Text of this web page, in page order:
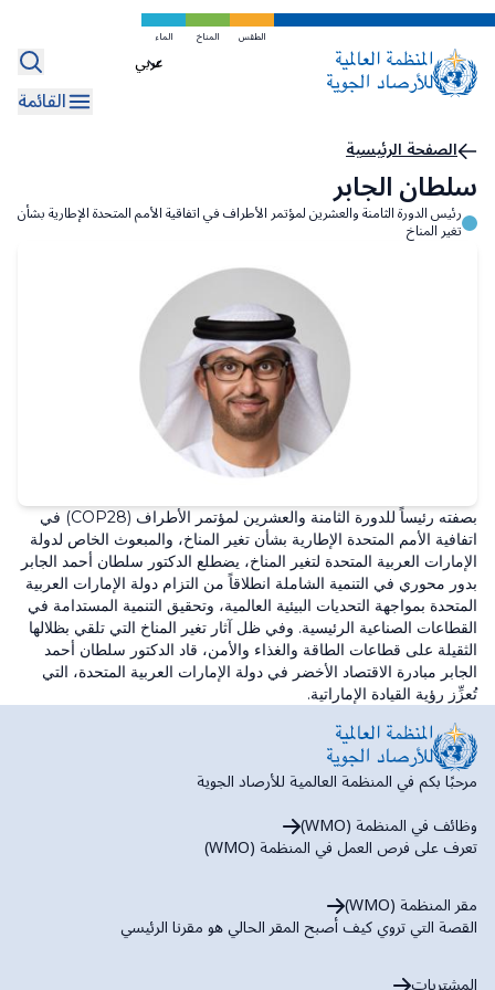
تخطي
المحتوى
الرئيسي
الطقس المناخ الماء
Select
your
القائمة
مسار
التنقل
الصفحة الرئيسية
سلطان الجابر
رئيس الدورة الثامنة والعشرين لمؤتمر الأطراف في اتفاقية الأمم المتحدة الإطارية بشأن
تغير المناخ
بصفته رئيساً للدورة الثامنة والعشرين لمؤتمر الأطراف (COP28) في
اتفافية الأمم المتحدة الإطارية بشأن تغير المناخ، والمبعوث الخاص لدولة
الإمارات العربية المتحدة لتغير المناخ، يضطلع الدكتور سلطان أحمد الجابر
بدور محوري في التنمية الشاملة انطلاقاً من التزام دولة الإمارات العربية
المتحدة بمواجهة التحديات البيئية العالمية، وتحقيق التنمية المستدامة في
القطاعات الصناعية الرئيسية. وفي ظل آثار تغير المناخ التي تلقي بظلالها
الثقيلة على قطاعات الطاقة والغذاء والأمن، قاد الدكتور سلطان أحمد
الجابر مبادرة الاقتصاد الأخضر في دولة الإمارات العربية المتحدة، التي
تُعزِّز رؤية القيادة الإماراتية.
مرحبًا بكم في المنظمة العالمية للأرصاد الجوية
وظائف في المنظمة (WMO)
تعرف على فرص العمل في المنظمة (WMO)
مقر المنظمة (WMO)
القصة التي تروي كيف أصبح المقر الحالي هو مقرنا الرئيسي